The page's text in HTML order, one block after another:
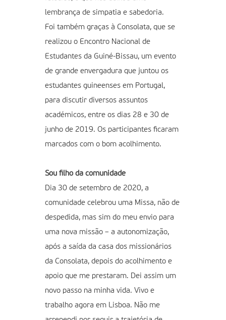
lembrança de simpatia e sabedoria.
Foi também graças à Consolata, que se
realizou o Encontro Nacional de
Estudantes da Guiné-Bissau, um evento
de grande envergadura que juntou os
estudantes guineenses em Portugal,
para discutir diversos assuntos
académicos, entre os dias 28 e 30 de
junho de 2019. Os participantes ficaram
marcados com o bom acolhimento.
Sou filho da comunidade
Dia 30 de setembro de 2020, a
comunidade celebrou uma Missa, não de
despedida, mas sim do meu envio para
uma nova missão – a autonomização,
após a saída da casa dos missionários
da Consolata, depois do acolhimento e
apoio que me prestaram. Dei assim um
novo passo na minha vida. Vivo e
trabalho agora em Lisboa. Não me